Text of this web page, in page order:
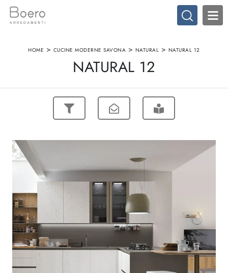
HOME > CUCINE MODERNE SAVONA > NATURAL > NATURAL 12
NATURAL 12